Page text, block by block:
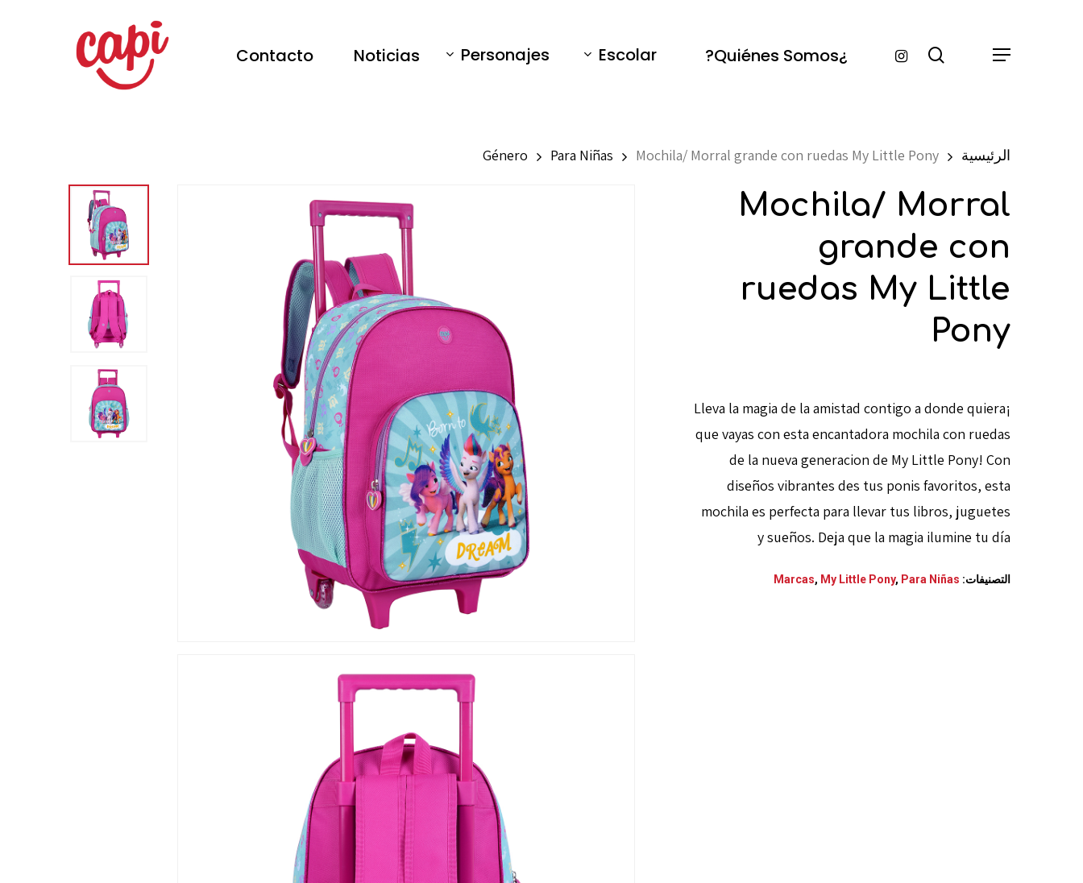
¿Quiénes Somos?
Escolar
Personajes
Noticias
Contacto Instagramsearch Menu
الرئيسية Género Para Niñas Mochila/ Morral grande con ruedas My Little Pony
Mochila/ Morral
grande con
ruedas My Little
Pony
¡Lleva la magia de la amistad contigo a donde quiera
que vayas con esta encantadora mochila con ruedas
de la nueva generacion de My Little Pony! Con
diseños vibrantes des tus ponis favoritos, esta
mochila es perfecta para llevar tus libros, juguetes
y sueños. Deja que la magia ilumine tu día
التصنيفات: Marcas, My Little Pony, Para Niñas